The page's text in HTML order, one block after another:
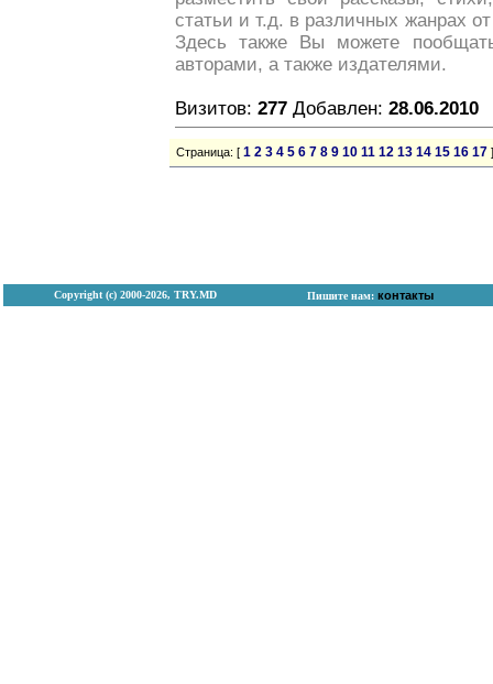
статьи и т.д. в различных жанрах
Здесь также Вы можете
авторами, а также издателями.
Визитов: 277 Добавлен: 28.06.2010
Страница: [ 1 2 3 4 5 6 7 8 9 10 11 12 13 14 15 16 17 ]
Copyright (с) 2000-2026, TRY.MD Пишите нам: контакты